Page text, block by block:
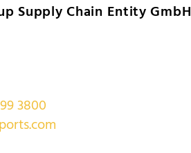
Supply Chain Entity GmbH
3800